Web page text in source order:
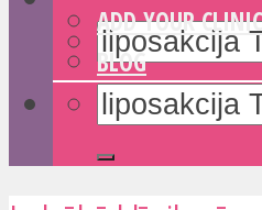
ADD YOUR CLINIC
BLOG